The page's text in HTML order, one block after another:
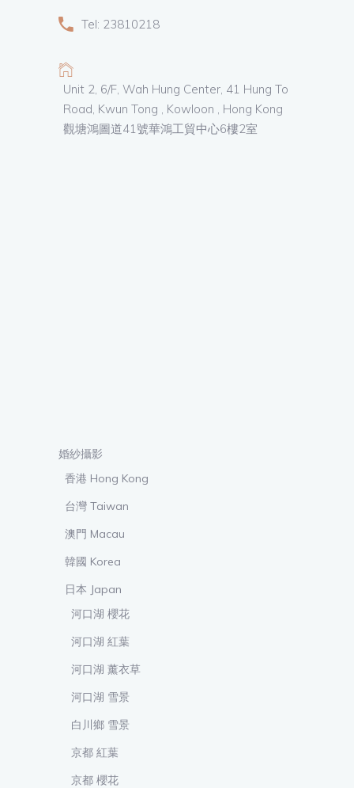
Tel: 23810218
Unit 2, 6/F, Wah Hung Center, 41 Hung To
Road, Kwun Tong , Kowloon , Hong Kong
觀塘鴻圖道41號華鴻工貿中心6樓2室
婚紗攝影
香港 Hong Kong
台灣 Taiwan
澳門 Macau
韓國 Korea
日本 Japan
河口湖 櫻花
河口湖 紅葉
河口湖 薰衣草
河口湖 雪景
白川鄉 雪景
京都 紅葉
京都 櫻花